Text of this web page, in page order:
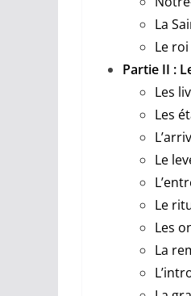
La
Le
Partie II :
Les
Les
Le
Le
Les
La